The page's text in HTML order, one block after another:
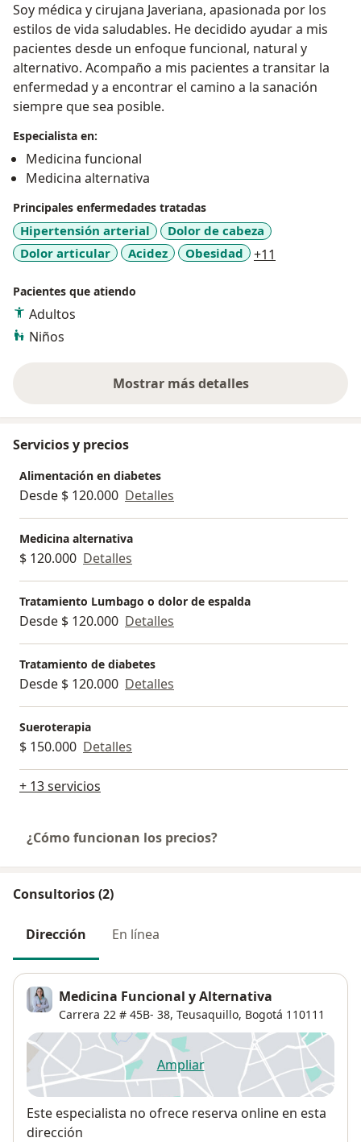
Soy médica y cirujana Javeriana, apasionada por los
estilos de vida saludables. He decidido ayudar a mis
pacientes desde un enfoque funcional, natural y
alternativo. Acompaño a mis pacientes a transitar la
enfermedad y a encontrar el camino a la sanación
siempre que sea posible.
Especialista en:
Medicina funcional
Medicina alternativa
Principales enfermedades tratadas
Hipertensión arterial
Dolor de cabeza
Dolor articular
Acidez Obesidad +11
Pacientes que atiendo
Adultos
Niños
Mostrar más detalles
sobre la experiencia
Servicios y precios
Alimentación en diabetes
Desde $ 120.000 Detalles
Medicina alternativa
$ 120.000 Detalles
Tratamiento Lumbago o dolor de espalda
Desde $ 120.000 Detalles
Tratamiento de diabetes
Desde $ 120.000 Detalles
Sueroterapia
$ 150.000 Detalles
+ 13 servicios
¿Cómo funcionan los precios?
Consultorios (2)
Dirección En línea
Medicina Funcional y Alternativa
Carrera 22 # 45B- 38, Teusaquillo, Bogotá 110111
Ampliarse abre en una nueva
Disponibilidad
Este especialista no ofrece reserva online en esta
dirección